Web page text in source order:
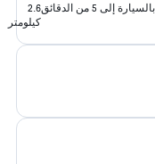
إلى 5 من الدقائق
2.6
كيلومتر